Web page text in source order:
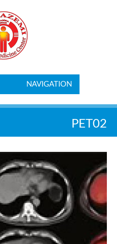
NAVIGATION
PET02